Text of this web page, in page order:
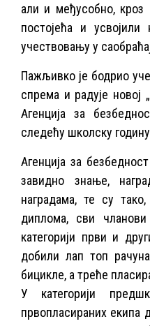
али и међусобно,
постојећа и
учествовању у
Пажљивко је бодрио
спрема и радује новој
Агенција за
следећу школску
Агенција за
завидно знање,
наградама, те су
диплома, сви
категорији први и
добили лап топ
бицикле, а треће
У категорији
првопласираних екипа